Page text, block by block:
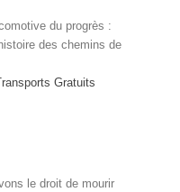
du progrès :
des chemins de
Gratuits
le droit de mourir